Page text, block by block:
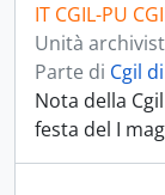
IT CGIL-PU
Unità
Parte di Cgil
Nota della
festa del I